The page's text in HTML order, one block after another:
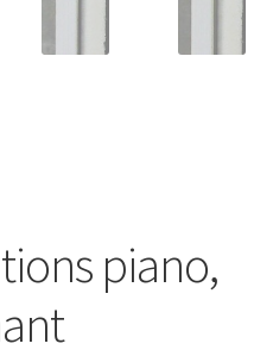
piano,